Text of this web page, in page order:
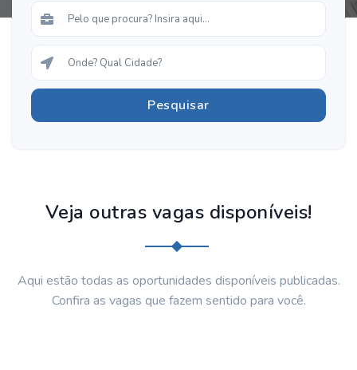
Veja outras vagas disponíveis!
Aqui estão todas as oportunidades disponíveis publicadas.
Confira as vagas que fazem sentido para você.